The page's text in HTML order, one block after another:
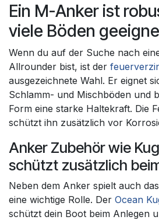
Ein M-Anker ist
viele Böden
Wenn du auf der Suche nach
Allrounder bist, ist der
ausgezeichnete Wahl. Er eignet
Schlamm- und Mischböden und
Form eine starke Haltekraft. Die
schützt ihn zusätzlich vor
Anker Zubehör wie
schützt zusätzlich
Neben dem Anker spielt auch
eine wichtige Rolle. Der Ocean
schützt dein Boot beim Anlegen